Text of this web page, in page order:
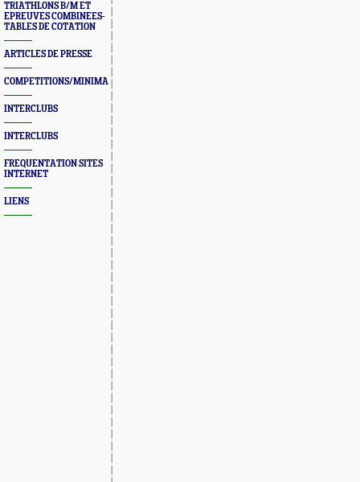
TRIATHLONS B/M ET
EPREUVES COMBINEES-
TABLES DE COTATION
ARTICLES DE PRESSE
COMPETITIONS/MINIMAS/MEETINGS/ENGAGES
INTERCLUBS
INTERCLUBS
FREQUENTATION SITES
INTERNET
LIENS